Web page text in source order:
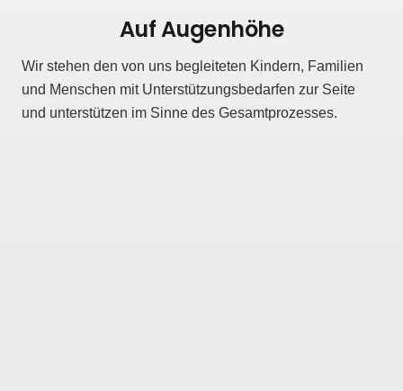
Auf Augenhöhe
Wir stehen den von uns begleiteten Kindern, Familien
und Menschen mit Unterstützungsbedarfen zur Seite
und unterstützen im Sinne des Gesamtprozesses.